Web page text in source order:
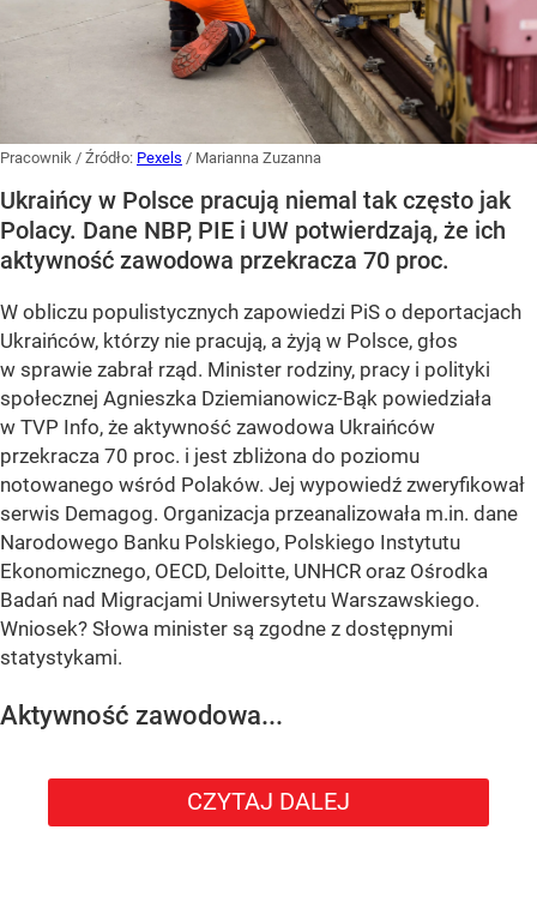
Pracownik / Źródło: Pexels / Marianna Zuzanna
Ukraińcy w Polsce pracują niemal tak często jak
Polacy. Dane NBP, PIE i UW potwierdzają, że ich
aktywność zawodowa przekracza 70 proc.
W obliczu populistycznych zapowiedzi PiS o deportacjach
Ukraińców, którzy nie pracują, a żyją w Polsce, głos
w sprawie zabrał rząd. Minister rodziny, pracy i polityki
społecznej Agnieszka Dziemianowicz-Bąk powiedziała
w TVP Info, że aktywność zawodowa Ukraińców
przekracza 70 proc. i jest zbliżona do poziomu
notowanego wśród Polaków. Jej wypowiedź zweryfikował
serwis Demagog. Organizacja przeanalizowała m.in. dane
Narodowego Banku Polskiego, Polskiego Instytutu
Ekonomicznego, OECD, Deloitte, UNHCR oraz Ośrodka
Badań nad Migracjami Uniwersytetu Warszawskiego.
Wniosek? Słowa minister są zgodne z dostępnymi
statystykami.
Aktywność zawodowa...
CZYTAJ DALEJ